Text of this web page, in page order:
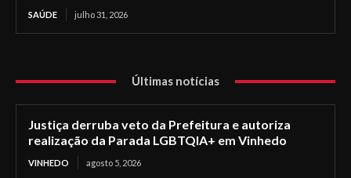
SAÚDE julho 31, 2026
Últimas notícias
Justiça derruba veto da Prefeitura e autoriza
realização da Parada LGBTQIA+ em Vinhedo
VINHEDO agosto 5, 2026